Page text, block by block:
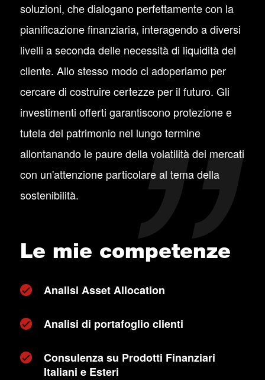
soluzioni, che dialogano perfettamente con la
pianificazione finanziaria, interagendo a diversi
livelli a seconda delle necessità di liquidità del
cliente. Allo stesso modo ci adoperiamo per
cercare di costruire certezze per il futuro. Gli
investimenti offerti garantiscono protezione e
tutela del patrimonio nel lungo termine
allontanando le paure della volatilità dei mercati
con un'attenzione particolare al tema della
sostenibilità.
Le mie competenze
Analisi Asset Allocation
Analisi di portafoglio clienti
Consulenza su Prodotti Finanziari
Italiani e Esteri